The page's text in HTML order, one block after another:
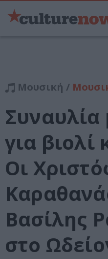
Μουσική /
Συναυλία
για βιολί
Oι
Βασίλης
στο